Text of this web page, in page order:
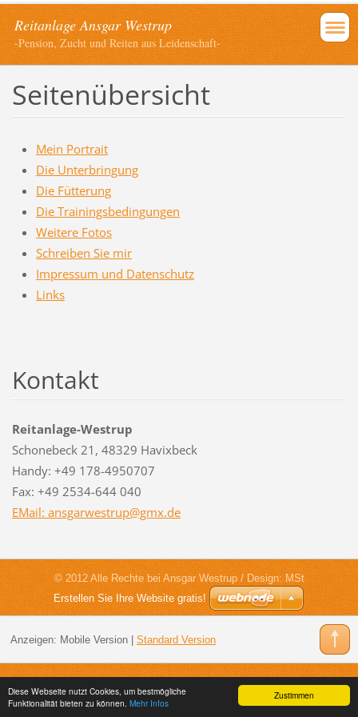
Zustimmen
Diese Webseite nutzt Cookies, um bestmögliche
Funktionalität bieten zu können. Mehr Infos
Reitanlage Ansgar Westrup
-Pension, Zucht und Reiten aus Leidenschaft-
Seitenübersicht
Mein Portrait
Die Unterbringung
Die Fütterung
Die Trainingsbedingungen
Weitere Fotos
Schreiben Sie mir
Impressum und Datenschutz
Links
Kontakt
Reitanlage-Westrup
Schonebeck 21, 48329 Havixbeck
Handy: +49 178-4950707
Fax: +49 2534-644 040
EMail: ansgarwestrup@gmx.de
© 2012 Alle Rechte bei Ansgar Westrup / Design: MSt
Erstellen Sie Ihre Website gratis!
Anzeigen: Mobile Version| Standard Version